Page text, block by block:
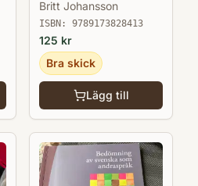
Britt Johansson
ISBN: 9789173828413
125 kr
Bra skick
Lägg till